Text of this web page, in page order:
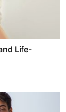
Life-